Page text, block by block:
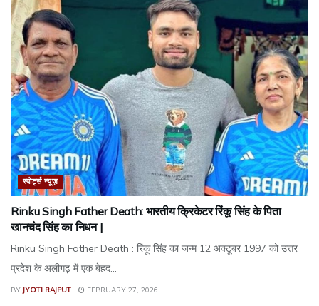
स्पोर्ट्स न्यूज़
Rinku Singh Father Death: भारतीय क्रिकेटर रिंकू सिंह के पिता
खानचंद सिंह का निधन |
Rinku Singh Father Death : रिंकू सिंह का जन्म 12 अक्टूबर 1997 को उत्तर
प्रदेश के अलीगढ़ में एक बेहद...
BY JYOTI RAJPUT FEBRUARY 27, 2026